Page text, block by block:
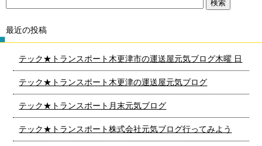
最近の投稿
テック★トランスポート木更津市の運送屋元気ブログ木曜 日
テック★トランスポート木更津の運送屋元気ブログ
テック★トランスポート月末元気ブログ
テック★トランスポート株式会社元気ブログ行ってみよう